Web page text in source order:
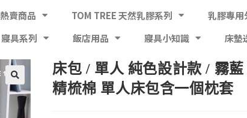
熱賣商品 TOM TREE 天然乳膠系列
乳膠專用
寢具系列 飯店用品 寢具小知識 床墊
床包 / 單人 純色設計款 / 霧藍
精梳棉 單人床包含一個枕套